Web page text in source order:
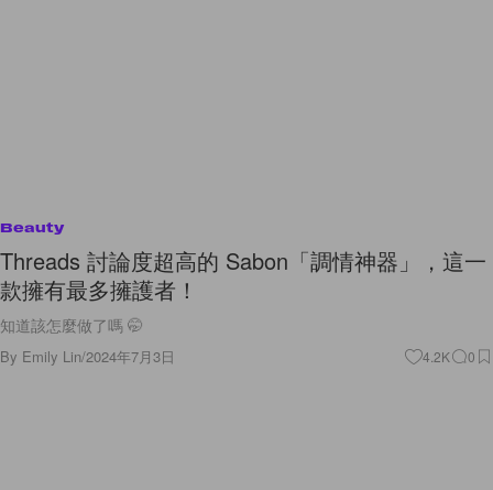
Beauty
Threads 討論度超高的 Sabon「調情神器」，這一
款擁有最多擁護者！
知道該怎麼做了嗎 🤭
By Emily Lin/2024年7月3日 4.2K 0